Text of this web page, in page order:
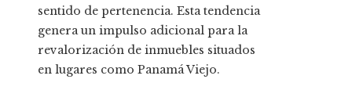
sentido de pertenencia. Esta tendencia
genera un impulso adicional para la
revalorización de inmuebles situados
en lugares como Panamá Viejo.